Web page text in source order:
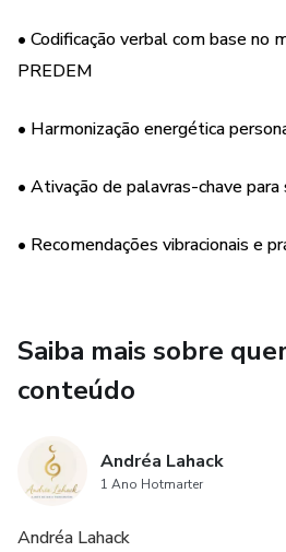
a dia
• Codificação verbal com base no
PREDEM
• Harmonização energética
• Ativação de palavras-chave
• Recomendações vibracionais e
Saiba mais sobre
conteúdo
Andréa Lahack
1 Ano Hotmarter
Andréa Lahack